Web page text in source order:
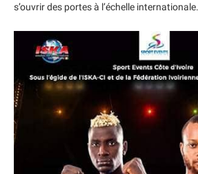
s’ouvrir des portes à l’échelle internationale.